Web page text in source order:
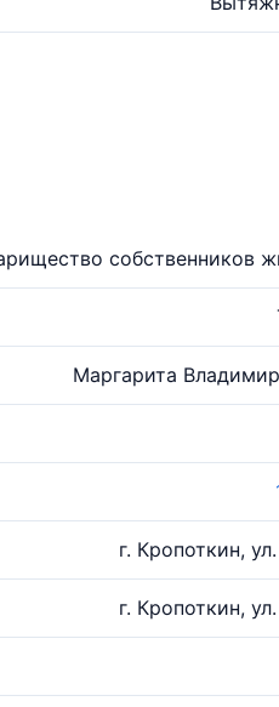
собственников
Маргарита
г. Кропоткин,
г. Кропоткин,